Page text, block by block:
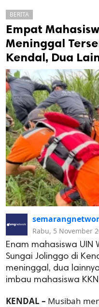
cipta.
BERITA
Empat
Meninggal
Kendal, Dua
Rabu, 5 November
Enam mahasiswa UIN
Sungai Jolinggo di
meninggal, dua
imbau mahasiswa
KENDAL – Musibah